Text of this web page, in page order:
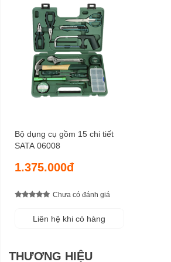
Bộ dụng cụ gồm 15 chi tiết
SATA 06008
1.375.000đ
Chưa có đánh giá
Liên hệ khi có hàng
THƯƠNG HIỆU